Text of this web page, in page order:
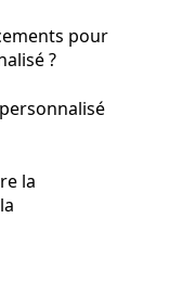
pour
?
la